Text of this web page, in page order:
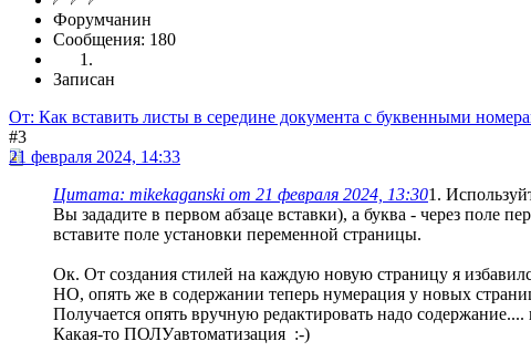
Форумчанин
Сообщения: 180
Записан
От: Как вставить листы в середине документа с буквенными
#3
21 февраля 2024, 14:33
Цитата: mikekaganski от 21 февраля 2024, 13:301.
Вы зададите в первом абзаце вставки), а буква - через поле
вставите поле установки переменной страницы.
Ок. От создания стилей на каждую новую страницу я
НО, опять же в содержании теперь нумерация у новых
Получается опять вручную редактировать надо
Какая-то ПОЛУавтоматизация :-)